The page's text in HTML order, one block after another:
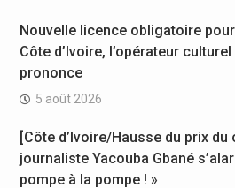
Nouvelle licence obligatoire
Côte d’Ivoire, l’opérateur
prononce
5 août 2026
[Côte d’Ivoire/Hausse du prix du
journaliste Yacouba Gbané
pompe à la pompe ! »